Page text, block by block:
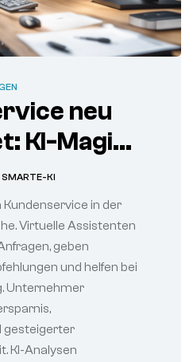
neu
KI-Magie
SMARTE-KI
in der
Virtuelle Assistenten
geben
und helfen bei
Unternehmer
gesteigerter
KI-Analysen